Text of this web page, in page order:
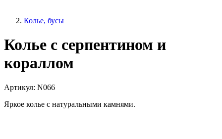
Колье, бусы
Колье с серпентином и
кораллом
Артикул: N066
Яркое колье с натуральными камнями.